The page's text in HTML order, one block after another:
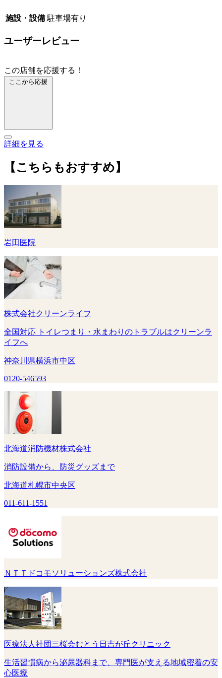
施設・設備 駐車場有り
ユーザーレビュー
この店舗を応援する！
ここから応援
詳細を見る
【こちらもおすすめ】
岩田医院
株式会社クリーンライフ
全国対応 トイレつまり・水まわりのトラブルはクリーンラ
イフへ
神奈川県横浜市中区
0120-546593
北海道消防機材株式会社
消防設備から、防災グッズまで
北海道札幌市中央区
011-611-1551
ＮＴＴドコモソリューションズ株式会社
医療法人社団三桜会むとう日吉が丘クリニック
生活習慣病から泌尿器科まで、専門医が支える地域密着の安
心医療